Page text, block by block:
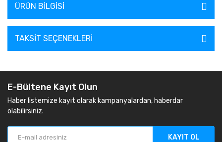
ÜRÜN BILGISI
TAKSIT SEÇENEKLERI
E-Bültene Kayıt Olun
Haber listemize kayıt olarak kampanyalardan, haberdar
olabilirsiniz.
KAYIT OL